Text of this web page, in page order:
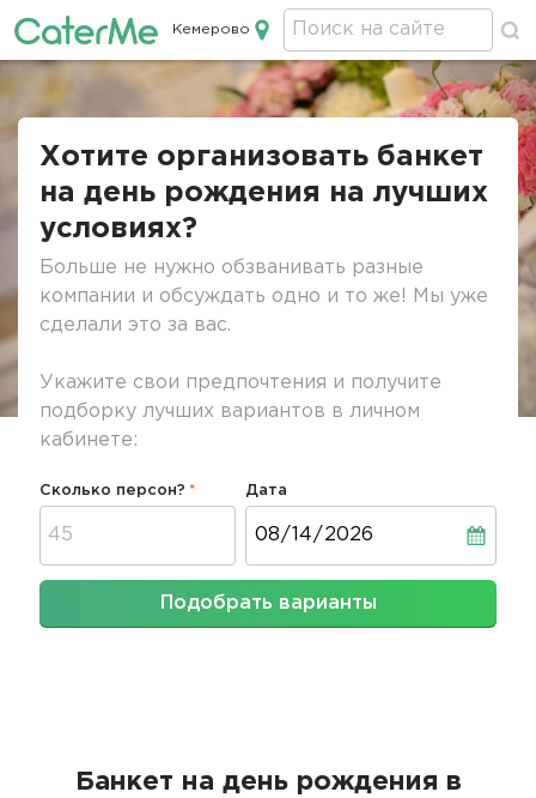
Кейтеринг в Кемерово
Кемерово
Строка
Хотите организовать банкет
на день рождения на лучших
условиях?
Больше не нужно обзванивать разные
компании и обсуждать одно и то же! Мы уже
сделали это за вас.
Укажите свои предпочтения и получите
подборку лучших вариантов в личном
кабинете:
Сколько персон? Дата
Подобрать варианты
Банкет на день рождения в